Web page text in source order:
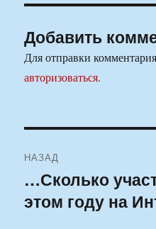
Добавить
Для отправки
авторизоваться.
по
записям
НАЗАД
Предыдущая
запись:
…Сколько
этом году на